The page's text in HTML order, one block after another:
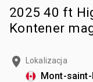
2025 40 ft
Kontener
Lokalizacja
Mont-saint-